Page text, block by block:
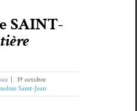
SAINT-
19 octobre
Saint-Jean